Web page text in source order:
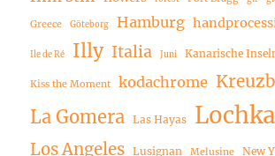
Greece Göteborg Hamburg
Ile de Ré Illy Italia Juni Kanarische
Kiss the Moment kodachrome
La Gomera Las Hayas
Los Angeles Lusignan Melusine New